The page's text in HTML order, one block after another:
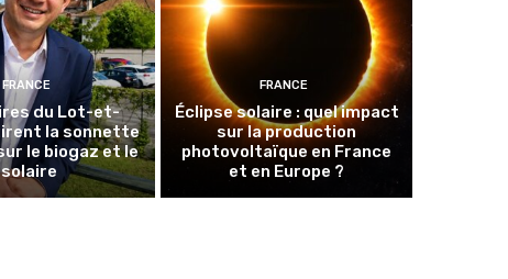
FRANCE
du Lot-et-
la sonnette
le biogaz et le
solaire
FRANCE
Éclipse solaire : quel impact
sur la production
photovoltaïque en France
et en Europe ?